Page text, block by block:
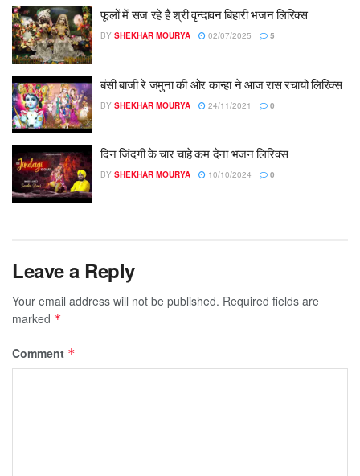
फूलों में सज रहे हैं श्री वृन्दावन बिहारी भजन लिरिक्स
BY SHEKHAR MOURYA 02/07/2025 5
बंसी बाजी रे जमुना की ओर कान्हा ने आज रास रचायो लिरिक्स
BY SHEKHAR MOURYA 24/11/2021 0
दिन जिंदगी के चार चाहे कम देना भजन लिरिक्स
BY SHEKHAR MOURYA 10/10/2024 0
Leave a Reply
Your email address will not be published. Required fields are
marked *
Comment *